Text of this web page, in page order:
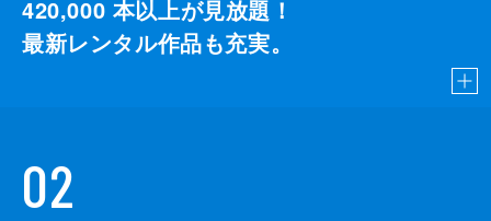
420,000 本以上が見放題！
最新レンタル作品も充実。
02